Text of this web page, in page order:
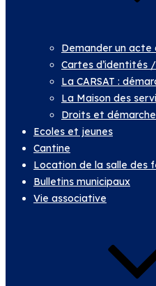
Demander un acte
Cartes d’identités
La CARSAT :
La Maison des
Droits et
Ecoles et jeunes
Cantine
Location de la salle des
Bulletins municipaux
Vie associative